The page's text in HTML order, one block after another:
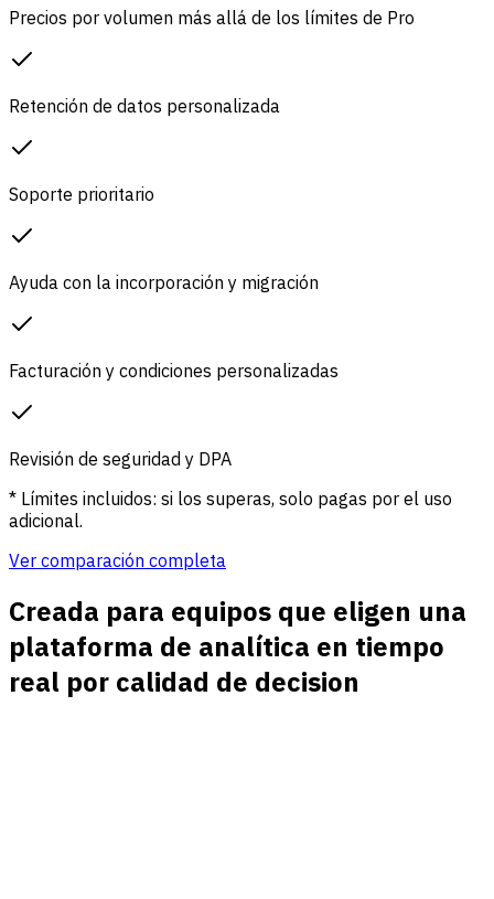
Precios por volumen más allá de los límites de Pro
Retención de datos personalizada
Soporte prioritario
Ayuda con la incorporación y migración
Facturación y condiciones personalizadas
Revisión de seguridad y DPA
* Límites incluidos: si los superas, solo pagas por el uso
adicional.
Ver comparación completa
Creada para equipos que eligen una
plataforma de analítica en tiempo
real por calidad de decision
Monitoreo de lanzamientos en vivo